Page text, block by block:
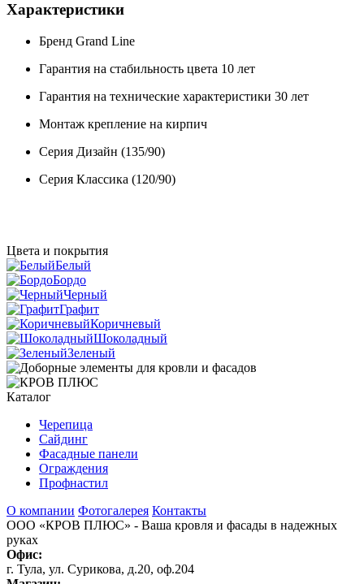
Характеристики
Бренд Grand Line
Гарантия на стабильность цвета 10 лет
Гарантия на технические характеристики 30 лет
Монтаж крепление на кирпич
Серия Дизайн (135/90)
Серия Классика (120/90)
Цвета и покрытия
Белый
Бордо
Черный
Графит
Коричневый
Шоколадный
Зеленый
Каталог
Черепица
Сайдинг
Фасадные панели
Ограждения
Профнастил
О компании Фотогалерея Контакты
ООО «КРОВ ПЛЮС» - Ваша кровля и фасады в надежных
руках
Офис:
г. Тула, ул. Сурикова, д.20, оф.204